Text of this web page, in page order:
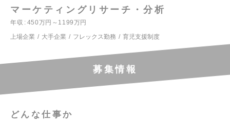
マーケティングリサーチ・分析
年収
450万円～1199万円
上場企業
大手企業 フレックス勤務 育児支援制度
募集情報
どんな仕事か